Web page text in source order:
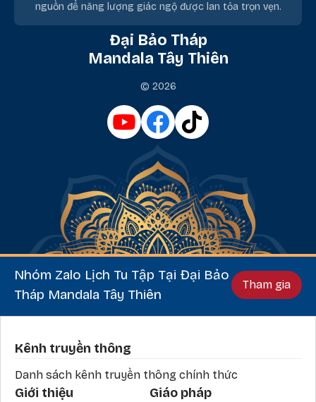
nguồn để năng lượng giác ngộ được lan tỏa trọn vẹn.
Đại Bảo Tháp
Mandala Tây Thiên
© 2026
Nhóm Zalo Lịch Tu Tập Tại Đại Bảo
Tháp Mandala Tây Thiên
Tham gia
Phần chân
Kênh truyền thông
Danh sách kênh truyền thông chính thức
Giới thiệu Giáo pháp